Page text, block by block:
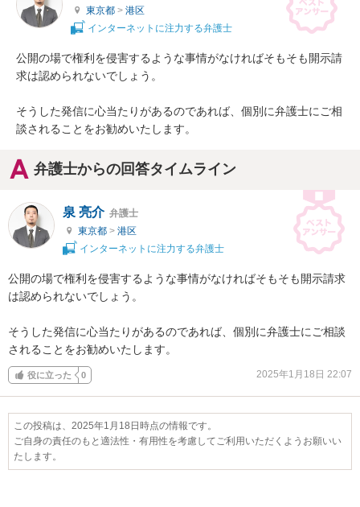
東京都 > 港区
インターネットに注力する弁護士
公開の場で権利を侵害するような事情がなければそもそも開示請
求は認められないでしょう。
そうした発信に心当たりがあるのであれば、個別に弁護士にご相
談されることをお勧めいたします。
弁護士からの回答タイムライン
泉 亮介 弁護士
東京都 > 港区
インターネットに注力する弁護士
公開の場で権利を侵害するような事情がなければそもそも開示請求
は認められないでしょう。
そうした発信に心当たりがあるのであれば、個別に弁護士にご相談
されることをお勧めいたします。
役に立った 0 2025年1月18日 22:07
この投稿は、2025年1月18日時点の情報です。
ご自身の責任のもと適法性・有用性を考慮してご利用いただくようお願いい
たします。